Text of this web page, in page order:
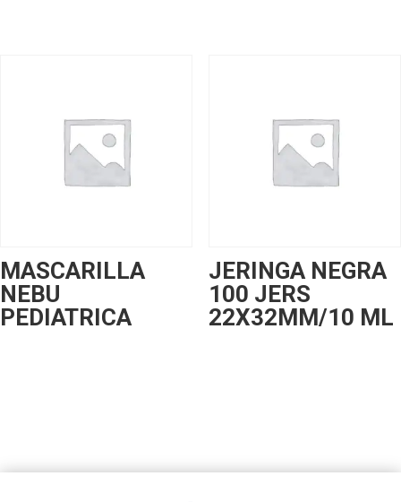
MASCARILLA
NEBU
PEDIATRICA
JERINGA NEGRA
100 JERS
22X32MM/10 ML